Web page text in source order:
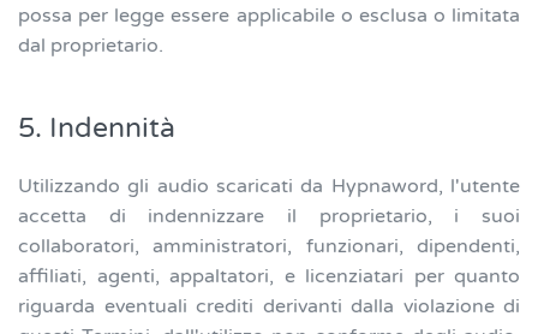
possa per legge essere applicabile o esclusa o limitata
dal proprietario.
5. Indennità
Utilizzando gli audio scaricati da Hypnaword, l'utente
accetta di indennizzare il proprietario, i suoi
collaboratori, amministratori, funzionari, dipendenti,
affiliati, agenti, appaltatori, e licenziatari per quanto
riguarda eventuali crediti derivanti dalla violazione di